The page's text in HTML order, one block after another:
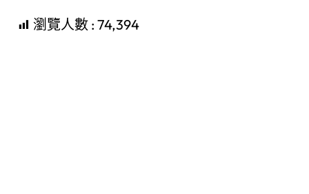
瀏覽人數 : 74,394